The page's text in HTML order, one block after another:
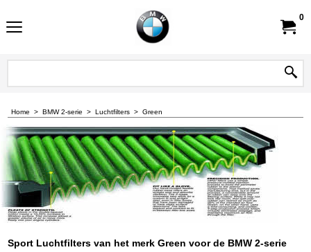
0
Home > BMW 2-serie > Luchtfilters > Green
Sport Luchtfilters van het merk Green voor de BMW 2-serie